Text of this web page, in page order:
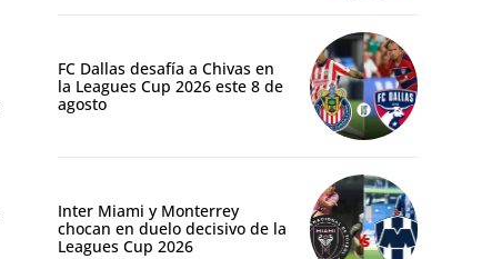
FC Dallas desafía a Chivas en
la Leagues Cup 2026 este 8 de
agosto
Inter Miami y Monterrey
chocan en duelo decisivo de la
Leagues Cup 2026